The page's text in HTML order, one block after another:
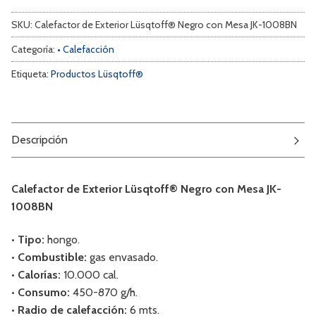
SKU: Calefactor de Exterior Lüsqtoff® Negro con Mesa JK-1008BN
Categoría: • Calefacción
Etiqueta: Productos Lüsqtoff®
Descripción
Calefactor de Exterior Lüsqtoff® Negro con Mesa JK-
1008BN
• Tipo: hongo.
• Combustible: gas envasado.
• Calorías: 10.000 cal.
• Consumo: 450-870 g/h.
• Radio de calefacción: 6 mts.